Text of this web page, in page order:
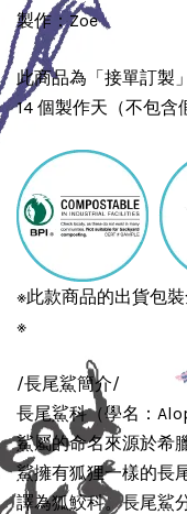
製作：Zoe
此商品為「接單訂製
14 個製作天（不包含
※此款商品的出貨包裝
※
/長尾鯊簡介/
長尾鯊科（學名：
鯊屬的命名來源於希
鯊擁有狐狸一樣的長
譯為狐鮫科。長尾鯊